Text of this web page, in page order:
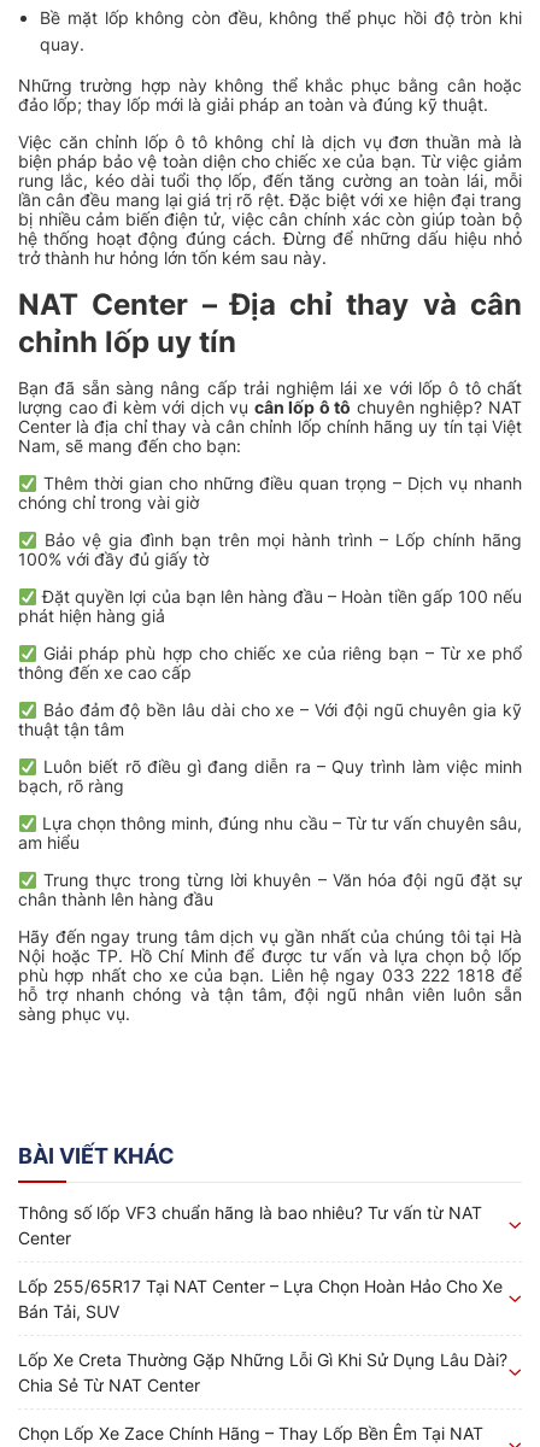
Bề mặt lốp không còn đều, không thể phục hồi độ tròn khi
quay.
Những trường hợp này không thể khắc phục bằng cân hoặc
đảo lốp; thay lốp mới là giải pháp an toàn và đúng kỹ thuật.
Việc căn chỉnh lốp ô tô không chỉ là dịch vụ đơn thuần mà là
biện pháp bảo vệ toàn diện cho chiếc xe của bạn. Từ việc giảm
rung lắc, kéo dài tuổi thọ lốp, đến tăng cường an toàn lái, mỗi
lần cân đều mang lại giá trị rõ rệt. Đặc biệt với xe hiện đại trang
bị nhiều cảm biến điện tử, việc cân chính xác còn giúp toàn bộ
hệ thống hoạt động đúng cách. Đừng để những dấu hiệu nhỏ
trở thành hư hỏng lớn tốn kém sau này.
NAT Center – Địa chỉ thay và cân
chỉnh lốp uy tín
Bạn đã sẵn sàng nâng cấp trải nghiệm lái xe với lốp ô tô chất
lượng cao đi kèm với dịch vụ cân lốp ô tô chuyên nghiệp? NAT
Center là địa chỉ thay và cân chỉnh lốp chính hãng uy tín tại Việt
Nam, sẽ mang đến cho bạn:
Thêm thời gian cho những điều quan trọng – Dịch vụ nhanh
chóng chỉ trong vài giờ
Bảo vệ gia đình bạn trên mọi hành trình – Lốp chính hãng
100% với đầy đủ giấy tờ
Đặt quyền lợi của bạn lên hàng đầu – Hoàn tiền gấp 100 nếu
phát hiện hàng giả
Giải pháp phù hợp cho chiếc xe của riêng bạn – Từ xe phổ
thông đến xe cao cấp
Bảo đảm độ bền lâu dài cho xe – Với đội ngũ chuyên gia kỹ
thuật tận tâm
Luôn biết rõ điều gì đang diễn ra – Quy trình làm việc minh
bạch, rõ ràng
Lựa chọn thông minh, đúng nhu cầu – Từ tư vấn chuyên sâu,
am hiểu
Trung thực trong từng lời khuyên – Văn hóa đội ngũ đặt sự
chân thành lên hàng đầu
Hãy đến ngay trung tâm dịch vụ gần nhất của chúng tôi tại Hà
Nội hoặc TP. Hồ Chí Minh để được tư vấn và lựa chọn bộ lốp
phù hợp nhất cho xe của bạn. Liên hệ ngay 033 222 1818 để
hỗ trợ nhanh chóng và tận tâm, đội ngũ nhân viên luôn sẵn
sàng phục vụ.
BÀI VIẾT KHÁC
Thông số lốp VF3 chuẩn hãng là bao nhiêu? Tư vấn từ NAT
Center
Lốp 255/65R17 Tại NAT Center – Lựa Chọn Hoàn Hảo Cho Xe
Bán Tải, SUV
Lốp Xe Creta Thường Gặp Những Lỗi Gì Khi Sử Dụng Lâu Dài?
Chia Sẻ Từ NAT Center
Chọn Lốp Xe Zace Chính Hãng – Thay Lốp Bền Êm Tại NAT